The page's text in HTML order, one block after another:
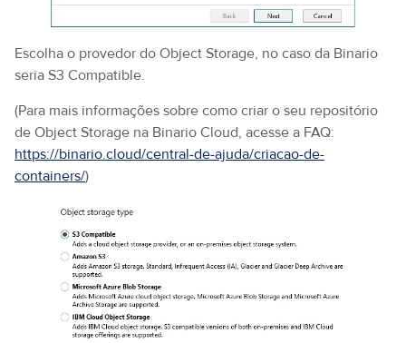
Escolha o provedor do Object Storage, no caso da Binario
seria S3 Compatible.
(Para mais informações sobre como criar o seu repositório
de Object Storage na Binario Cloud, acesse a FAQ:
https://binario.cloud/central-de-ajuda/criacao-de-
containers/)